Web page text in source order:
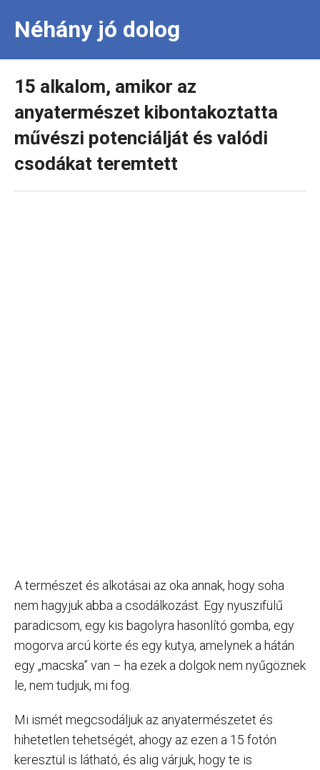
Néhány jó dolog
15 alkalom, amikor az
anyatermészet kibontakoztatta
művészi potenciálját és valódi
csodákat teremtett
A természet és alkotásai az oka annak, hogy soha
nem hagyjuk abba a csodálkozást. Egy nyuszifülű
paradicsom, egy kis bagolyra hasonlító gomba, egy
mogorva arcú körte és egy kutya, amelynek a hátán
egy „macska” van – ha ezek a dolgok nem nyűgöznek
le, nem tudjuk, mi fog.
Mi ismét megcsodáljuk az anyatermészetet és
hihetetlen tehetségét, ahogy az ezen a 15 fotón
keresztül is látható, és alig várjuk, hogy te is